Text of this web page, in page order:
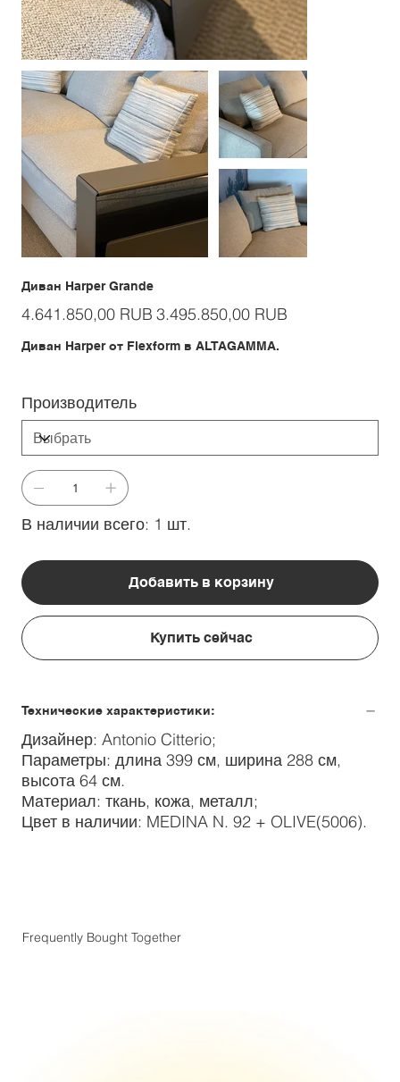
Диван Harper Grande
Первоначальная
цена
4.641.850,00 RUB Спеццена
3.495.850,00 RUB
Диван Harper от Flexform в ALTAGAMMA.
Производитель
В наличии всего: 1 шт.
Добавить в корзину
Купить сейчас
Технические характеристики:
Дизайнер: Antonio Citterio;
Параметры: длина 399 см, ширина 288 см,
высота 64 см.
Материал: ткань, кожа, металл;
Цвет в наличии: MEDINA N. 92 + OLIVE(5006).
Frequently Bought Together